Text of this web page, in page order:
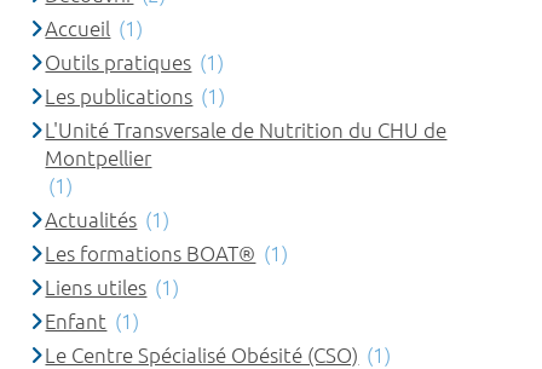
Accueil (1)
Outils pratiques (1)
Les publications (1)
L'Unité Transversale de Nutrition du CHU de
Montpellier
(1)
Actualités (1)
Les formations BOAT® (1)
Liens utiles (1)
Enfant (1)
Le Centre Spécialisé Obésité (CSO) (1)